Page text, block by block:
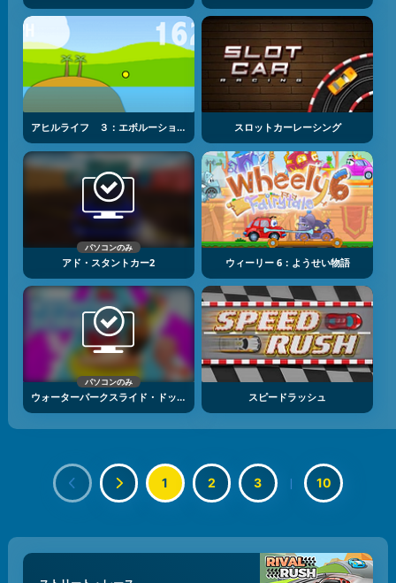
アヒルライフ ３：エボルーション スロットカーレーシング
パソコンのみ
アド・スタントカー2 ウィーリー 6：ようせい物語
パソコンのみ
ウォーターパークスライド・ドット・アイオー スピードラッシュ
1 2 3 | 10